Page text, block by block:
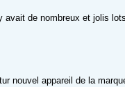
avait de nombreux et jolis
nouvel appareil de la